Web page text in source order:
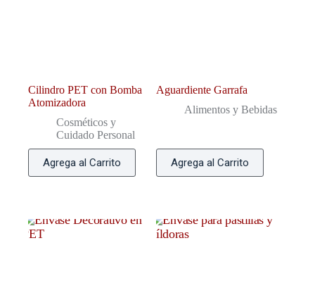
Cilindro PET con Bomba
Atomizadora
Cosméticos y
Cuidado Personal
Agrega al Carrito
Aguardiente Garrafa
Alimentos y Bebidas
Agrega al Carrito